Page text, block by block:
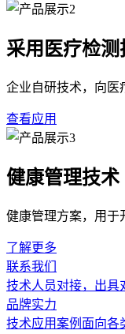
采用医疗检
企业自研技术，向医
查看应用
健康管理技术
健康管理方案，用于
了解更多
联系我们
技术人员对接，出具
品牌实力
技术应用案例面向各